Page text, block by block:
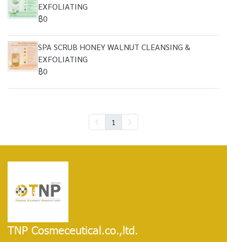
EXFOLIATING
฿0
SPA SCRUB HONEY WALNUT CLEANSING &
EXFOLIATING
฿0
1
TNP Cosmeceutical.co.,ltd.